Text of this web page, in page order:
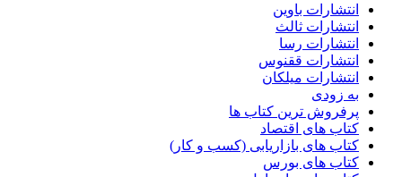
انتشارات باوین
انتشارات ثالث
انتشارات رسا
انتشارات ققنوس
انتشارات میلکان
به زودی
پرفروش ترین کتاب ها
کتاب های اقتصاد
کتاب های بازاریابی (کسب و کار)
کتاب های بورس